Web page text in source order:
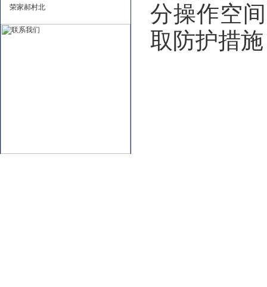
荣家郝村北
分操作空
取防护措